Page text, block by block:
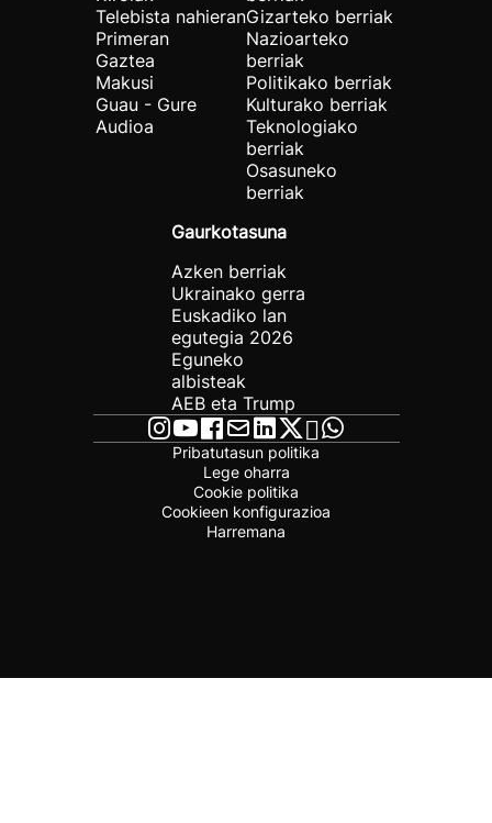
Telebista nahieran
Primeran
Gaztea
Makusi
Guau - Gure
Audioa
Gizarteko berriak
Nazioarteko
berriak
Politikako berriak
Kulturako berriak
Teknologiako
berriak
Osasuneko
berriak
Gaurkotasuna
Azken berriak
Ukrainako gerra
Euskadiko lan
egutegia 2026
Eguneko
albisteak
AEB eta Trump
Pribatutasun politika
Lege oharra
Cookie politika
Cookieen konfigurazioa
Harremana